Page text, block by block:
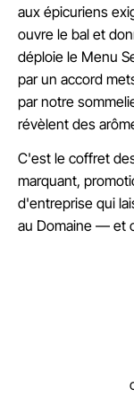
aux épicuriens
ouvre le bal et
déploie le Menu
par un accord
par notre
révèlent des
C'est le coffret
marquant,
d'entreprise qui
au Domaine — et